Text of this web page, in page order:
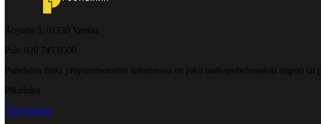
Åbyntie 5, 01730 Vantaa
Puh. 020 745 0500
Puhelujen hinta yritysnumeroihin soitettaessa on joko matkapuhelumaksu (mpm)
Pikalinkit
Yhteystiedot